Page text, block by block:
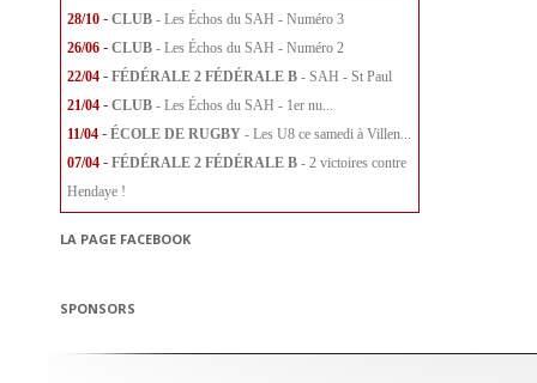
28/10 - CLUB - Les Échos du SAH - Numéro 3
26/06 - CLUB - Les Échos du SAH - Numéro 2
22/04 - FÉDÉRALE 2 FÉDÉRALE B - SAH - St Paul
21/04 - CLUB - Les Échos du SAH - 1er nu...
11/04 - ÉCOLE DE RUGBY - Les U8 ce samedi à Villen...
07/04 - FÉDÉRALE 2 FÉDÉRALE B - 2 victoires contre
Hendaye !
LA PAGE FACEBOOK
SPONSORS